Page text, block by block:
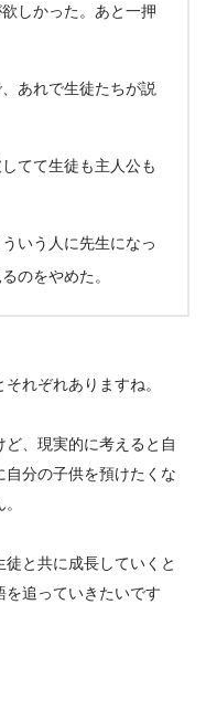
しかった。あと一押
あれで生徒たちが説
てて生徒も主人公も
いう人に先生になっ
のをやめた。
れぞれありますね。
、現実的に考えると自
分の子供を預けたくな
と共に成長していくと
を追っていきたいです